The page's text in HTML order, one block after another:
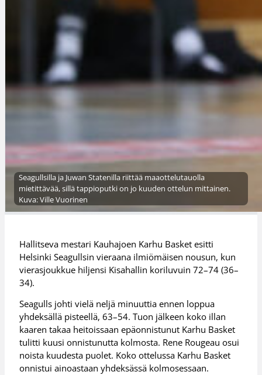
Seagullsilla ja Juwan Statenilla riittää maaottelutauolla
mietittävää, sillä tappioputki on jo kuuden ottelun mittainen.
Kuva: Ville Vuorinen
Hallitseva mestari Kauhajoen Karhu Basket esitti
Helsinki Seagullsin vieraana ilmiömäisen nousun, kun
vierasjoukkue hiljensi Kisahallin koriluvuin 72–74 (36–
34).
Seagulls johti vielä neljä minuuttia ennen loppua
yhdeksällä pisteellä, 63–54. Tuon jälkeen koko illan
kaaren takaa heitoissaan epäonnistunut Karhu Basket
tulitti kuusi onnistunutta kolmosta. Rene Rougeau osui
noista kuudesta puolet. Koko ottelussa Karhu Basket
onnistui ainoastaan yhdeksässä kolmosessaan.